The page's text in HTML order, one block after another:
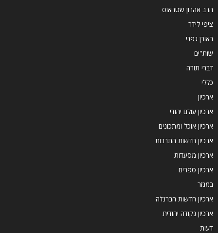
הרב אהרון שטראוס
ציפי לידר
ראובן גפני
שות"ים
דברי תורה
כללי
ארכיון
ארכיון עולם יהודי
ארכיון אוכל ומתכונים
ארכיון חדשות התרבות
ארכיון מסעדות
ארכיון ספרים
במגזר
ארכיון חדשות הברנז'ה
ארכיון נקודה יהודית
דעות